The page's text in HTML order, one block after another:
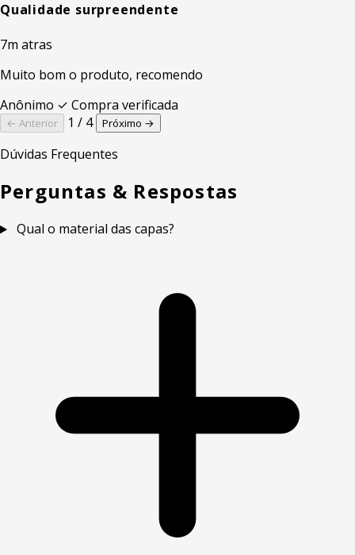
Qualidade surpreendente
7m atras
Muito bom o produto, recomendo
Anônimo ✓ Compra verificada
← Anterior 1 / 4 Próximo →
Dúvidas Frequentes
Perguntas & Respostas
Qual o material das capas?